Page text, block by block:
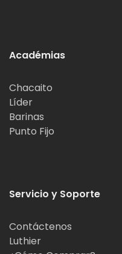
Académias
Chacaito
Líder
Barinas
Punto Fijo
Servicio y Soporte
Contáctenos
Luthier